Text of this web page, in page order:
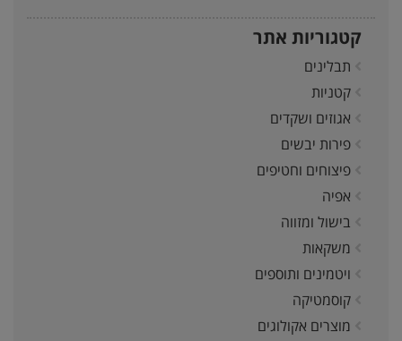
קטגוריות אתר
תבלינים
קטניות
אגוזים ושקדים
פירות יבשים
פיצוחים וחטיפים
אפיה
בישול ומזווה
משקאות
ויטמינים ותוספים
קוסמטיקה
מוצרים אקולוגים